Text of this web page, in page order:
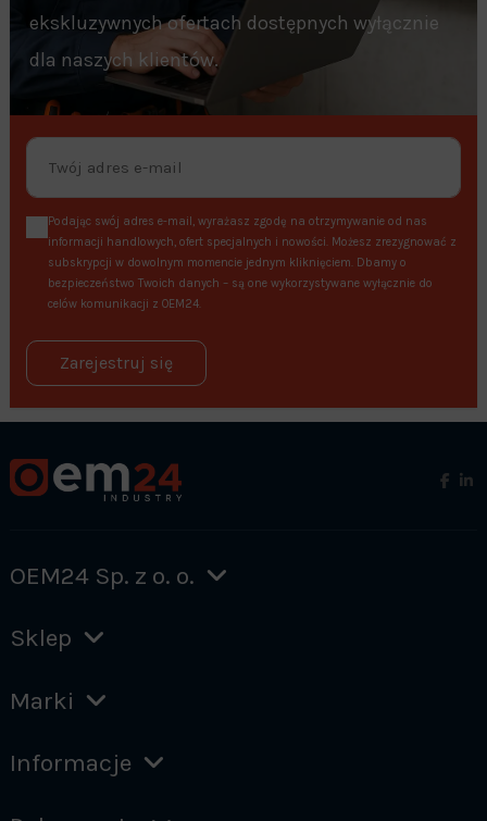
ekskluzywnych ofertach dostępnych wyłącznie
dla naszych klientów.
Podając swój adres e-mail, wyrażasz zgodę na otrzymywanie od nas
informacji handlowych, ofert specjalnych i nowości. Możesz zrezygnować z
subskrypcji w dowolnym momencie jednym kliknięciem. Dbamy o
bezpieczeństwo Twoich danych – są one wykorzystywane wyłącznie do
celów komunikacji z OEM24.
Zarejestruj się
OEM24 Sp. z o. o.
Sklep
Marki
Informacje